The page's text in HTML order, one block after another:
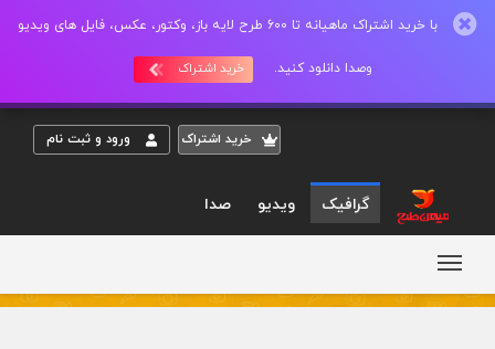
با خرید اشتراک ماهیانه تا 600 طرح لایه باز، وکتور، عکس، فایل های ویدیو
وصدا دانلود کنید. خرید اشتراک
خريد اشتراک ورود و ثبت نام
گرافیک ویدیو صدا